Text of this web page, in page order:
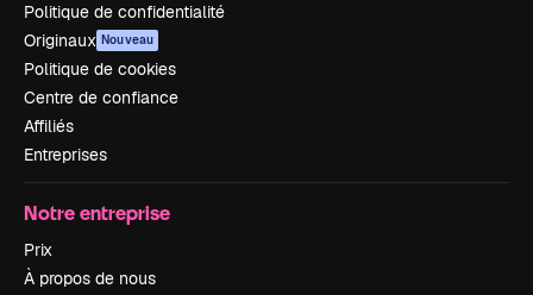
Politique de confidentialité
Originaux Nouveau
Politique de cookies
Centre de confiance
Affiliés
Entreprises
Notre entreprise
Prix
À propos de nous